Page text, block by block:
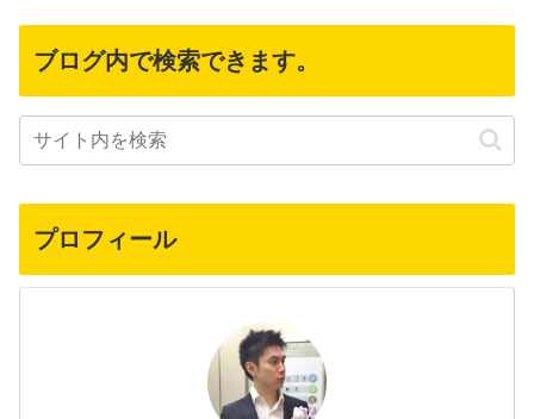
ブログ内で検索できます。
プロフィール